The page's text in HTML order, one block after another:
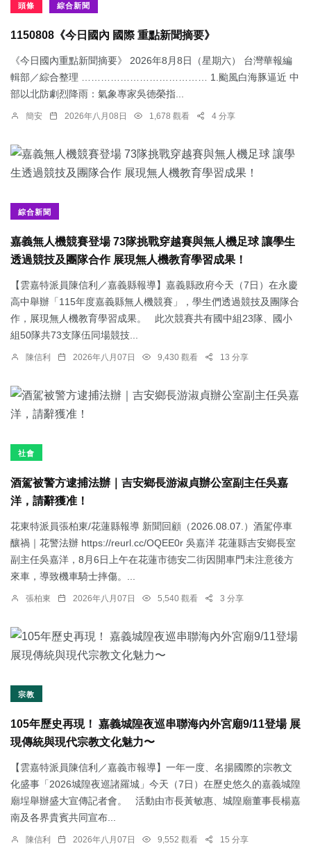
頭條 綜合新聞
1150808《今日國內 國際 重點新聞摘要》
《今日國內重點新聞摘要》 2026年8月8日（星期六） 台灣華報編
輯部／綜合整理 ………………………………… 1.颱風白海豚逼近 中
部以北防劇烈降雨：​氣象專家吳德榮指...
簡安 2026年八月08日 1,678 觀看 4 分享
綜合新聞
嘉義無人機競賽登場 73隊挑戰穿越賽與無人機足球 讓學生
透過競技及團隊合作 展現無人機教育學習成果！
【雲嘉特派員陳信利／嘉義縣報導】嘉義縣政府今天（7日）在永慶
高中舉辦「115年度嘉義縣無人機競賽」，學生們透過競技及團隊合
作，展現無人機教育學習成果。 此次競賽共有國中組23隊、國小
組50隊共73支隊伍同場競技...
陳信利 2026年八月07日 9,430 觀看 13 分享
社會
酒駕被警方逮捕法辦｜吉安鄉長游淑貞辦公室副主任吳嘉
洋，請辭獲准！
花東特派員張柏東/花蓮縣報導 新聞回顧（2026.08.07.）酒駕停車
釀禍｜花警法辦 https://reurl.cc/OQEE0r 吳嘉洋 花蓮縣吉安鄉長室
副主任吳嘉洋，8月6日上午在花蓮市德安二街因開車門未注意後方
來車，導致機車騎士摔傷。...
張柏東 2026年八月07日 5,540 觀看 3 分享
宗教
105年歷史再現！ 嘉義城隍夜巡串聯海內外宮廟9/11登場 展
現傳統與現代宗教文化魅力〜
【雲嘉特派員陳信利／嘉義市報導】一年一度、名揚國際的宗教文
化盛事「2026城隍夜巡諸羅城」今天（7日）在歷史悠久的嘉義城隍
廟埕舉辦盛大宣傳記者會。 活動由市長黃敏惠、城隍廟董事長楊嘉
南及各界貴賓共同宣布...
陳信利 2026年八月07日 9,552 觀看 15 分享